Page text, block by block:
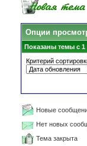
Опции
Показаны темы с 1
Критерий
Новые
Нет новых
Тема закрыта